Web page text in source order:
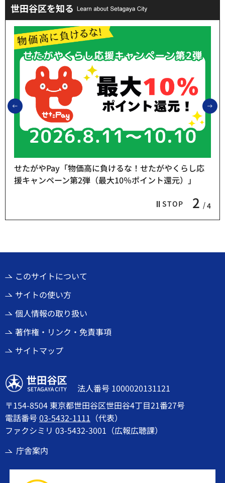
世田谷区を知る
前のスライドを表示
STOP 2 4
せたがやPay「物価高に負けるな！せたがやくらし応
援キャンペーン第2弾（最大10％ポイント還元）」
このサイトについて
サイトの使い方
個人情報の取り扱い
著作権・リンク・免責事項
サイトマップ
世田谷区
法人番号 1000020131121
〒154-8504 東京都世田谷区世田谷4丁目21番27号
電話番号03-5432-1111 （代表）
ファクシミリ 03-5432-3001（広報広聴課）
庁舎案内